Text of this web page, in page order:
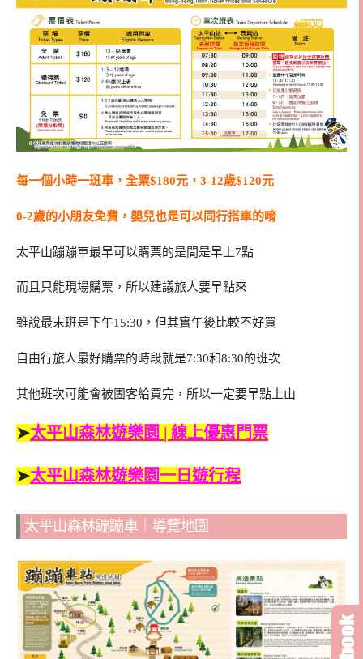
每一個小時一班車，全票$180元，3-12歲$120元
0-2歲的小朋友免費，嬰兒也是可以同行搭車的唷
太平山蹦蹦車最早可以購票的是間是早上7點
而且只能現場購票，所以建議旅人要早點來
雖說最末班是下午15:30，但其實午後比較不好買
自由行旅人最好購票的時段就是7:30和8:30的班次
其他班次可能會被團客給買完，所以一定要早點上山
➤太平山森林遊樂園 | 線上優惠門票
➤太平山森林遊樂園一日遊行程
太平山森林蹦蹦車｜導覽地圖